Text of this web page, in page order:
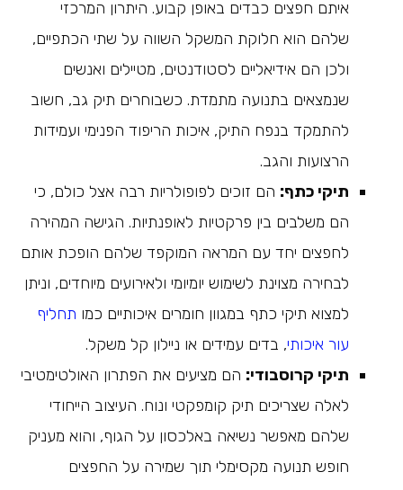
איתם חפצים כבדים באופן קבוע. היתרון המרכזי
שלהם הוא חלוקת המשקל השווה על שתי הכתפיים,
ולכן הם אידיאליים לסטודנטים, מטיילים ואנשים
שנמצאים בתנועה מתמדת. כשבוחרים תיק גב, חשוב
להתמקד בנפח התיק, איכות הריפוד הפנימי ועמידות
הרצועות והגב.
תיקי כתף: הם זוכים לפופולריות רבה אצל כולם, כי
הם משלבים בין פרקטיות לאופנתיות. הגישה המהירה
לחפצים יחד עם המראה המוקפד שלהם הופכת אותם
לבחירה מצוינת לשימוש יומיומי ולאירועים מיוחדים, וניתן
למצוא תיקי כתף במגוון חומרים איכותיים כמו תחליף
עור איכותי, בדים עמידים או ניילון קל משקל.
תיקי קרוסבודי: הם מציעים את הפתרון האולטימטיבי
לאלה שצריכים תיק קומפקטי ונוח. העיצוב הייחודי
שלהם מאפשר נשיאה באלכסון על הגוף, והוא מעניק
חופש תנועה מקסימלי תוך שמירה על החפצים